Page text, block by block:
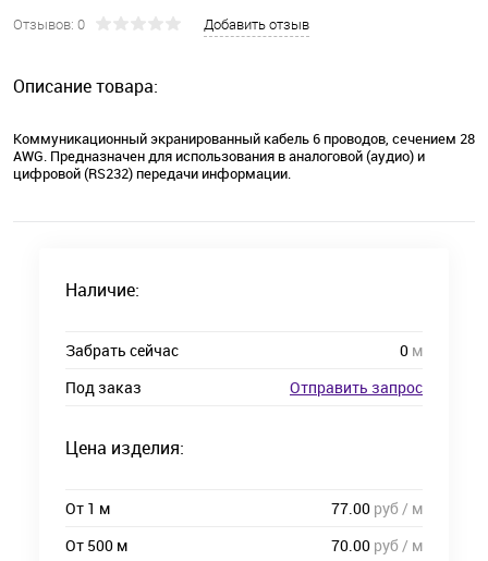
Отзывов: 0 Добавить отзыв
Описание товара:
Коммуникационный экранированный кабель 6 проводов, сечением 28
AWG. Предназначен для использования в аналоговой (аудио) и
цифровой (RS232) передачи информации.
Наличие:
Забрать сейчас 0 м
Под заказ
Отправить запрос
Цена изделия:
От 1 м 77.00 руб / м
От 500 м
70.00 руб / м